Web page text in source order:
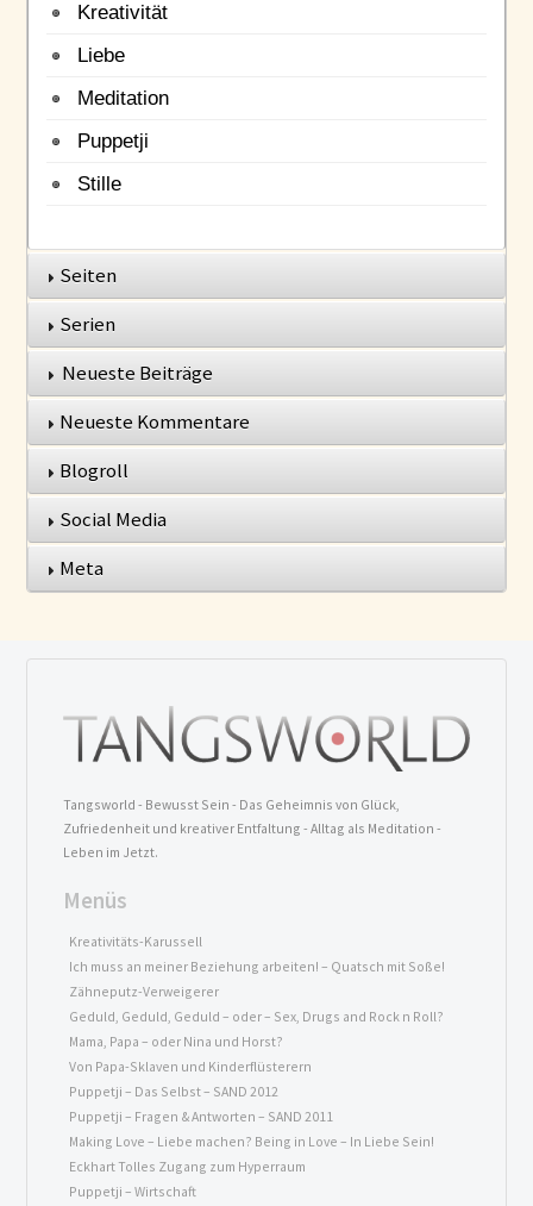
Kreativität
Liebe
Meditation
Puppetji
Stille
Seiten
Serien
Neueste Beiträge
Neueste Kommentare
Blogroll
Social Media
Meta
Tangsworld - Bewusst Sein - Das Geheimnis von Glück,
Zufriedenheit und kreativer Entfaltung - Alltag als Meditation -
Leben im Jetzt.
Menüs
Kreativitäts-Karussell
Ich muss an meiner Beziehung arbeiten! – Quatsch mit Soße!
Zähneputz-Verweigerer
Geduld, Geduld, Geduld – oder – Sex, Drugs and Rock n Roll?
Mama, Papa – oder Nina und Horst?
Von Papa-Sklaven und Kinderflüsterern
Puppetji – Das Selbst – SAND 2012
Puppetji – Fragen & Antworten – SAND 2011
Making Love – Liebe machen? Being in Love – In Liebe Sein!
Eckhart Tolles Zugang zum Hyperraum
Puppetji – Wirtschaft